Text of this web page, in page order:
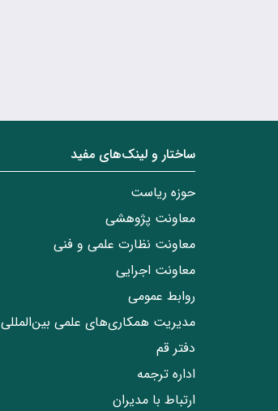
ساختار‌‌ و‌‌ لینک‌های مفید
حوزه ریاست
معاونت پژوهشی
معاونت نظارت علمی و فنی
معاونت اجرایی
روابط عمومی
مدیریت همکاری‌های علمی بین‌المللی
دفتر قم
اداره ترجمه
ارتباط با مدیران